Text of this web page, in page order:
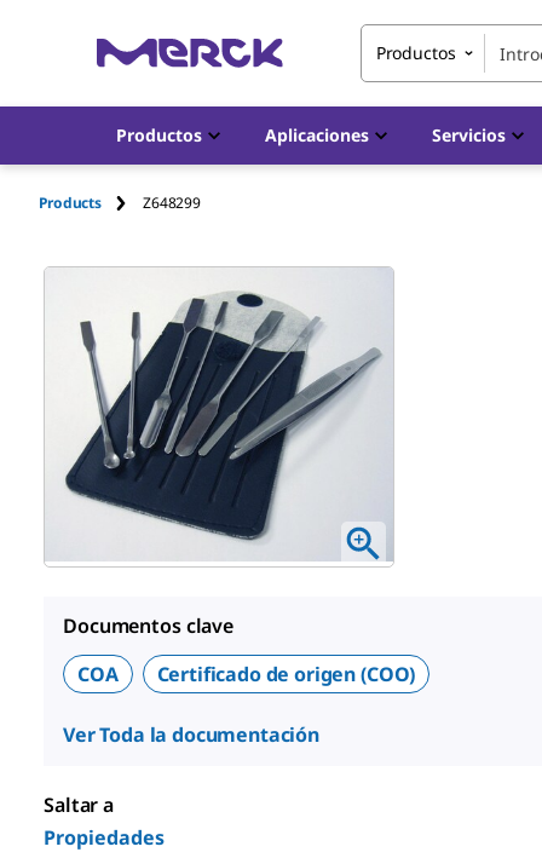
Productos
Productos Aplicaciones Servicios
Products Z648299
Documentos clave
COA
Certificado de origen (COO)
Ver Toda la documentación
Saltar a
Propiedades